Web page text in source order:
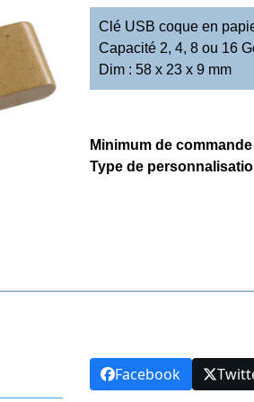
Clé USB coque en
Capacité 2, 4, 8 ou 16
Dim : 58 x 23 x 9 mm
Minimum de commande
Type de
Facebook